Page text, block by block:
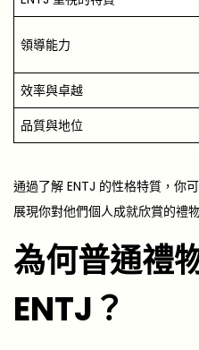
領導能力
效率與卓越
品質與地位
通過了解 ENTJ 的性格特質，你
展現你對他們個人成就欣賞的禮
為何普通禮
ENTJ？